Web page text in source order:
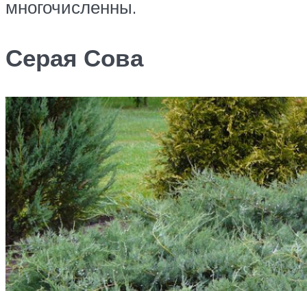
многочисленны.
Серая Сова